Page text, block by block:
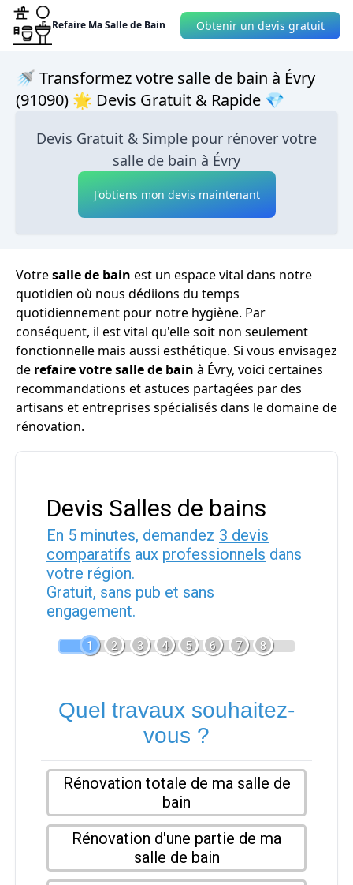
Refaire Ma Salle de Bain Obtenir un devis gratuit
🚿 Transformez votre salle de bain à Évry
(91090) 🌟 Devis Gratuit & Rapide 💎
Devis Gratuit & Simple pour rénover votre
salle de bain à Évry
J'obtiens mon devis maintenant
Votresalle de bain est un espace vital dans notre
quotidien où nous dédiions du temps
quotidiennement pour notre hygiène. Par
conséquent, il est vital qu'elle soit non seulement
fonctionnelle mais aussi esthétique. Si vous envisagez
de refaire votre salle de bain à Évry, voici certaines
recommandations et astuces partagées par des
artisans et entreprises spécialisés dans le domaine de
rénovation.
Devis Salles de bains
En 5 minutes, demandez 3 devis
comparatifs aux professionnels dans
votre région.
Gratuit, sans pub et sans
engagement.
1 2 3 4 5 6 7 8
Quel travaux souhaitez-
vous ?
Rénovation totale de ma salle de
bain
Rénovation d'une partie de ma
salle de bain